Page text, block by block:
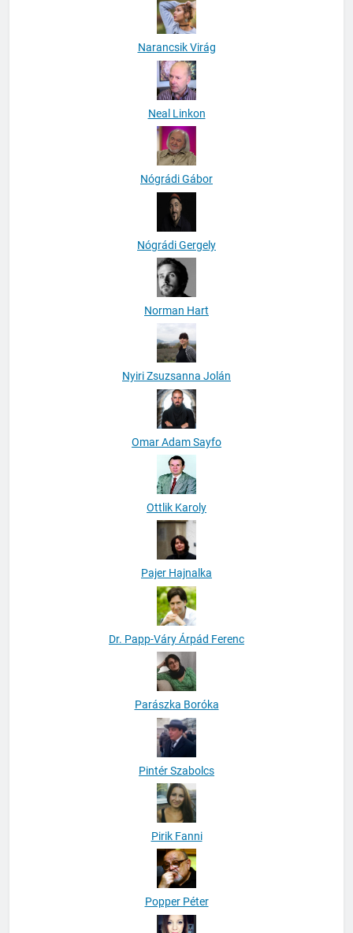
Narancsik Virág
Neal Linkon
Nógrádi Gábor
Nógrádi Gergely
Norman Hart
Nyiri Zsuzsanna Jolán
Omar Adam Sayfo
Ottlik Karoly
Pajer Hajnalka
Dr. Papp-Váry Árpád Ferenc
Parászka Boróka
Pintér Szabolcs
Pirik Fanni
Popper Péter